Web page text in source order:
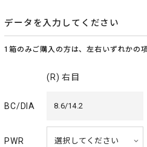
r
r
a
t
n
g
データを入力してください
1箱のみご購入の方は、左右いずれかの
(R) 右目
BC/DIA 8.6/14.2
PWR